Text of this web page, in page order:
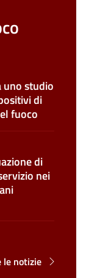
uno studio
di
fuoco
di
nei
le notizie